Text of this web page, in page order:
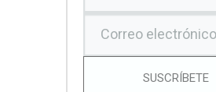
SUSCRÍBETE